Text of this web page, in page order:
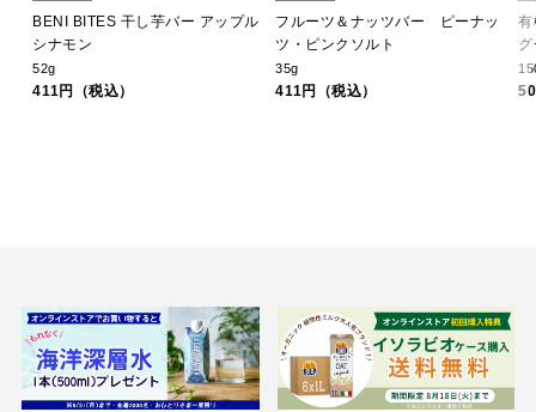
BENI BITES 干し芋バー アップル
シナモン
52g
411円（税込）
フルーツ＆ナッツバー ピーナッ
ツ・ピンクソルト
35g
411円（税込）